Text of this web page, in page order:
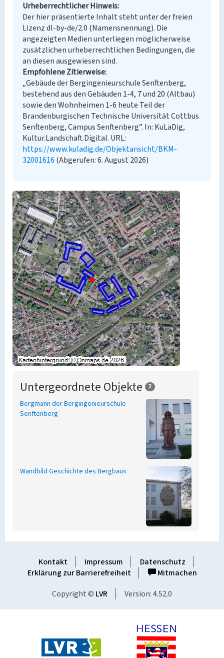
Urheberrechtlicher Hinweis
Der hier präsentierte Inhalt steht unter der freien
Lizenz dl-by-de/2.0 (Namensnennung). Die
angezeigten Medien unterliegen möglicherweise
zusätzlichen urheberrechtlichen Bedingungen, die
an diesen ausgewiesen sind.
Empfohlene Zitierweise
„Gebäude der Bergingenieurschule Senftenberg,
bestehend aus den Gebäuden 1-4, 7 und 20 (Altbau)
sowie den Wohnheimen 1-6 heute Teil der
Brandenburgischen Technische Universität Cottbus
Senftenberg, Campus Senftenberg”. In: KuLaDig,
Kultur.Landschaft.Digital. URL:
https://www.kuladig.de/Objektansicht/BKM-
32001616 (Abgerufen: 6. August 2026)
Untergeordnete Objekte 2
Bergmann der Bergingenieurschule
Senftenberg
Wandbild Geschichte des Bergbaus
Kontakt Impressum
Datenschutz
Erklärung zur Barrierefreiheit
Mitmachen
Copyright © LVR Version: 4.52.0